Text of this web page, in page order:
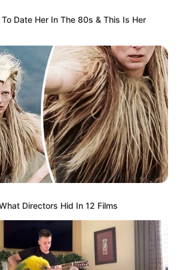
Date Her In The 80s & This Is Her
Directors Hid In 12 Films